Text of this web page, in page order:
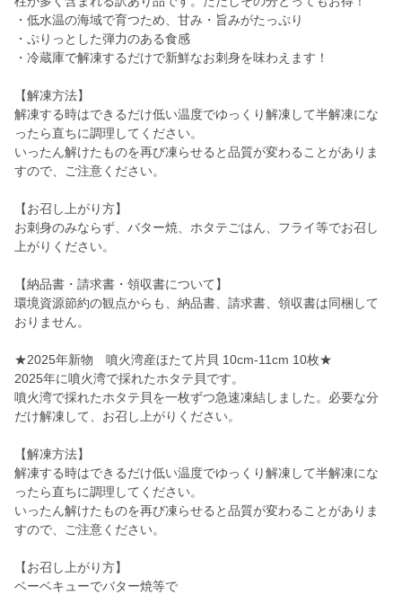
・低水温の海域で育つため、甘み・旨みがたっぷり
・ぷりっとした弾力のある食感
・冷蔵庫で解凍するだけで新鮮なお刺身を味わえます！
【解凍方法】
解凍する時はできるだけ低い温度でゆっくり解凍して半解凍にな
ったら直ちに調理してください。
いったん解けたものを再び凍らせると品質が変わることがありま
すので、ご注意ください。
【お召し上がり方】
お刺身のみならず、バター焼、ホタテごはん、フライ等でお召し
上がりください。
【納品書・請求書・領収書について】
環境資源節約の観点からも、納品書、請求書、領収書は同梱して
おりません。
★2025年新物 噴火湾産ほたて片貝 10cm-11cm 10枚★
2025年に噴火湾で採れたホタテ貝です。
噴火湾で採れたホタテ貝を一枚ずつ急速凍結しました。必要な分
だけ解凍して、お召し上がりください。
【解凍方法】
解凍する時はできるだけ低い温度でゆっくり解凍して半解凍にな
ったら直ちに調理してください。
いったん解けたものを再び凍らせると品質が変わることがありま
すので、ご注意ください。
【お召し上がり方】
ベーベキューでバター焼等で